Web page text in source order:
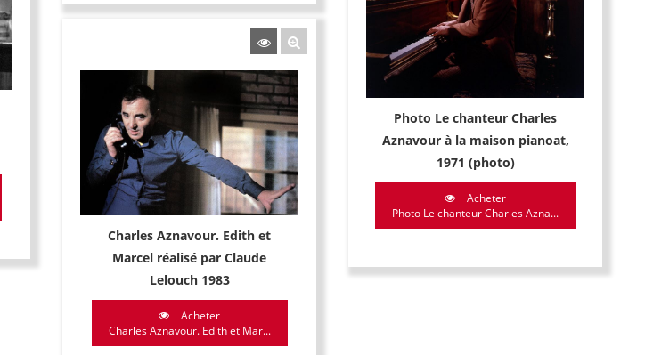
Photo Le chanteur Charles
Aznavour à la maison pianoat,
1971 (photo)
Acheter
Photo Le chanteur Charles Azna...
Charles Aznavour. Edith et
Marcel réalisé par Claude
Lelouch 1983
Acheter
Charles Aznavour. Edith et Mar...